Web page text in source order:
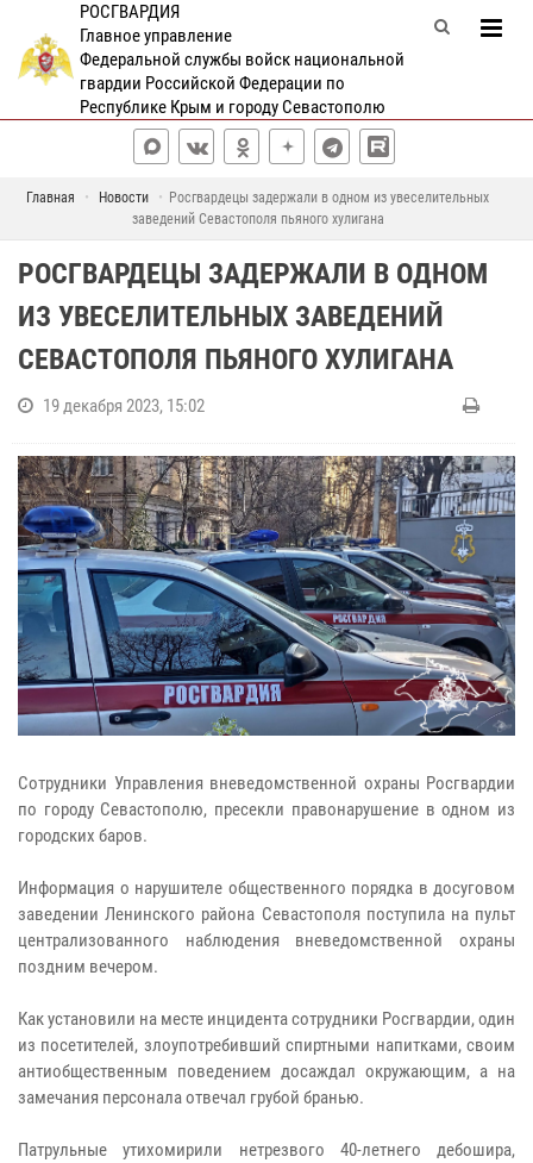
РОСГВАРДИЯ
Главное управление
Федеральной службы войск национальной
гвардии Российской Федерации по
Республике Крым и городу Севастополю
Главная Новости
Росгвардецы задержали в одном из увеселительных
заведений Севастополя пьяного хулигана
РОСГВАРДЕЦЫ ЗАДЕРЖАЛИ В ОДНОМ
ИЗ УВЕСЕЛИТЕЛЬНЫХ ЗАВЕДЕНИЙ
СЕВАСТОПОЛЯ ПЬЯНОГО ХУЛИГАНА
19 декабря 2023, 15:02
Сотрудники Управления вневедомственной охраны Росгвардии
по городу Севастополю, пресекли правонарушение в одном из
городских баров.
Информация о нарушителе общественного порядка в досуговом
заведении Ленинского района Севастополя поступила на пульт
централизованного наблюдения вневедомственной охраны
поздним вечером.
Как установили на месте инцидента сотрудники Росгвардии, один
из посетителей, злоупотребивший спиртными напитками, своим
антиобщественным поведением досаждал окружающим, а на
замечания персонала отвечал грубой бранью.
Патрульные утихомирили нетрезвого 40-летнего дебошира,